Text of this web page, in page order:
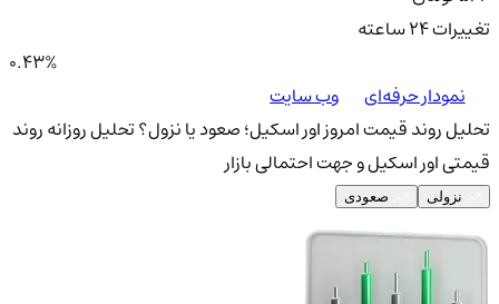
تغییرات ۲۴ ساعته
0.43%
نمودار حرفه‌ای
وب سایت
تحلیل روند قیمت امروز اور اسکیل؛ صعود یا نزول؟تحلیل روزانه روند
قیمتی اور اسکیل و جهت احتمالی بازار
نزولی صعودی